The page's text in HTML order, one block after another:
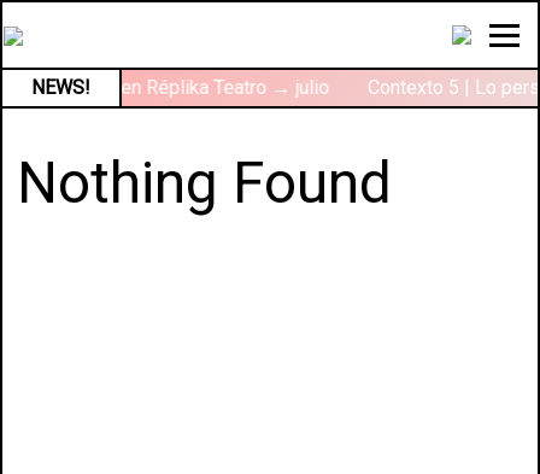
NEWS!
verano 2026 en Réplika Teatro → julio Contexto 5 | Lo
Nothing Found